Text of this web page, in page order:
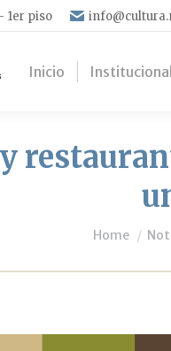
1er piso
Inicio Institucional
You are
Home